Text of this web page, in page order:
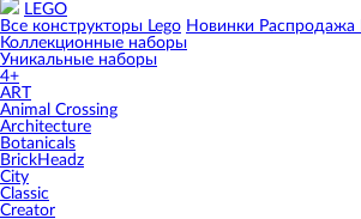
LEGO
Все конструкторы Lego Новинки Распродажа
Коллекционные наборы
Уникальные наборы
4+
ART
Animal Crossing
Architecture
Botanicals
BrickHeadz
City
Classic
Creator